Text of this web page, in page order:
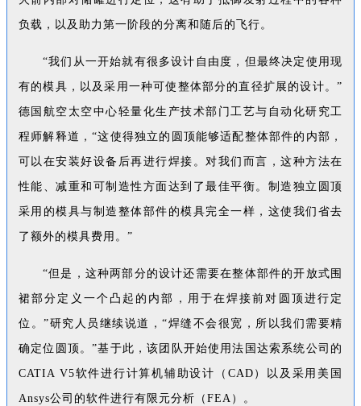
负载，以及助力第一阶段的分离和随后的飞行。
“我们从一开始就有很多设计自由度，但最终决定使用现
有的模具，以及采用一种可使整体部分的直径扩展的设计。”
德国航空太空中心轻量化生产技术部门工艺与自动化研究工
程师解释道，“这使得独立的圆顶能够适配整体部件的内部，
可以在安装好设备后再进行焊接。对我们而言，这种方法在
性能、减重和可制造性方面达到了最佳平衡。制造独立圆顶
采用的模具与制造整体部件的模具完全一样，这使我们省去
了额外的模具费用。”
“但是，这种两部分的设计还需要在整体部件的开放式围
裙部分定义一个凸起的内部，用于在焊接前对圆顶进行定
位。”研究人员继续说道，“焊缝不会很宽，所以我们需要精
确定位圆顶。”基于此，该团队开始使用法国达索系统公司的
CATIA V5软件进行计算机辅助设计（CAD）以及采用美国
Ansys公司的软件进行有限元分析（FEA）。